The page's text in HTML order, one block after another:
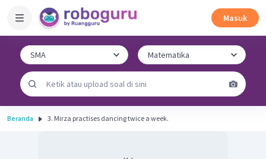
Masuk
Beranda 3. Mirza practises dancing twice a week.